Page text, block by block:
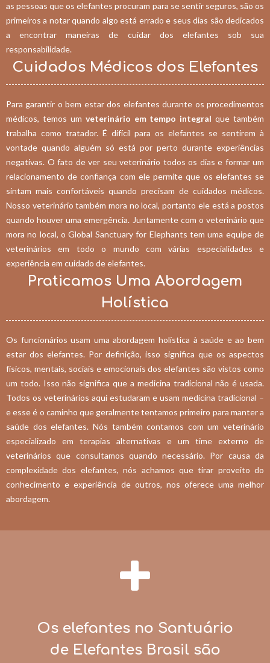
as pessoas que os elefantes procuram para se sentir seguros, são os
primeiros a notar quando algo está errado e seus dias são dedicados
a encontrar maneiras de cuidar dos elefantes sob sua
responsabilidade.
Cuidados Médicos dos Elefantes
Para garantir o bem estar dos elefantes durante os procedimentos
médicos, temos um veterinário em tempo integral que também
trabalha como tratador. É difícil para os elefantes se sentirem à
vontade quando alguém só está por perto durante experiências
negativas. O fato de ver seu veterinário todos os dias e formar um
relacionamento de confiança com ele permite que os elefantes se
sintam mais confortáveis quando precisam de cuidados médicos.
Nosso veterinário também mora no local, portanto ele está a postos
quando houver uma emergência. Juntamente com o veterinário que
mora no local, o Global Sanctuary for Elephants tem uma equipe de
veterinários em todo o mundo com várias especialidades e
experiência em cuidado de elefantes.
Praticamos Uma Abordagem
Holística
Os funcionários usam uma abordagem holística à saúde e ao bem
estar dos elefantes. Por definição, isso significa que os aspectos
físicos, mentais, sociais e emocionais dos elefantes são vistos como
um todo. Isso não significa que a medicina tradicional não é usada.
Todos os veterinários aqui estudaram e usam medicina tradicional –
e esse é o caminho que geralmente tentamos primeiro para manter a
saúde dos elefantes. Nós também contamos com um veterinário
especializado em terapias alternativas e um time externo de
veterinários que consultamos quando necessário. Por causa da
complexidade dos elefantes, nós achamos que tirar proveito do
conhecimento e experiência de outros, nos oferece uma melhor
abordagem.
Os elefantes no Santuário
de Elefantes Brasil são